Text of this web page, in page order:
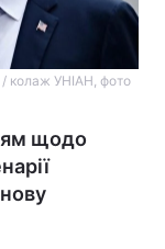
/ колаж УНІАН, фото
щодо